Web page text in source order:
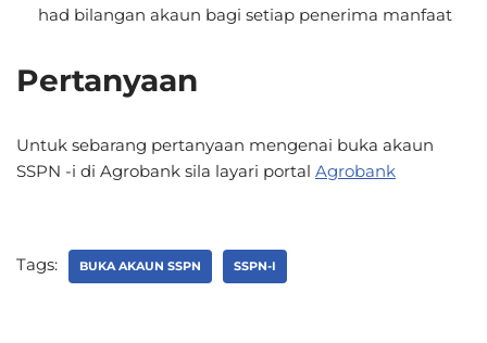
had bilangan akaun bagi setiap penerima manfaat
Pertanyaan
Untuk sebarang pertanyaan mengenai buka akaun
SSPN -i di Agrobank sila layari portal Agrobank
Tags: BUKA AKAUN SSPN SSPN-I